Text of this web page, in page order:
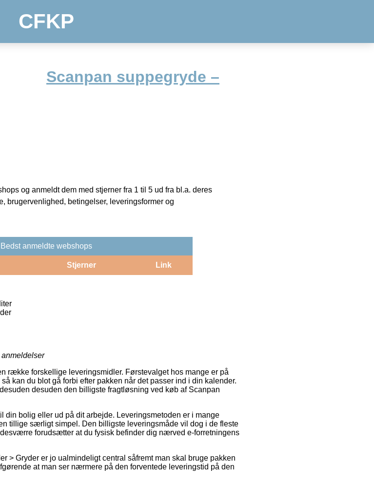
CFKP
Scanpan suppegryde –
og anmeldt dem med stjerner fra 1 til 5 ud fra bl.a. deres
brugervenlighed, betingelser, leveringsformer og
Bedst anmeldte webshops
Stjerner Link
anmeldelser
række forskellige leveringsmidler. Førstevalget hos mange er på
kan du blot gå forbi efter pakken når det passer ind i din kalender.
desuden den billigste fragtløsning ved køb af Scanpan
din bolig eller ud på dit arbejde. Leveringsmetoden er i mange
tillige særligt simpel. Den billigste leveringsmåde vil dog i de fleste
forudsætter at du fysisk befinder dig nærved e-forretningens
> Gryder er jo ualmindeligt central såfremt man skal bruge pakken
at man ser nærmere på den forventede leveringstid på den